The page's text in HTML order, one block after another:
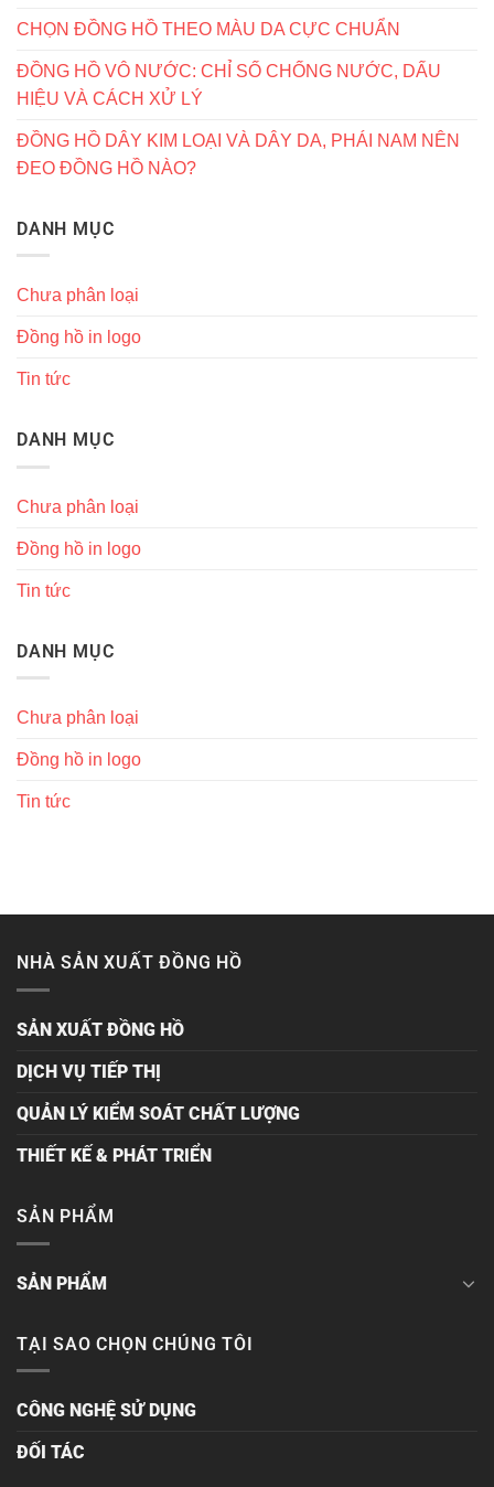
CHỌN ĐỒNG HỒ THEO MÀU DA CỰC CHUẨN
ĐỒNG HỒ VÔ NƯỚC: CHỈ SỐ CHỐNG NƯỚC, DẤU
HIỆU VÀ CÁCH XỬ LÝ
ĐỒNG HỒ DÂY KIM LOẠI VÀ DÂY DA, PHÁI NAM NÊN
ĐEO ĐỒNG HỒ NÀO?
DANH MỤC
Chưa phân loại
Đồng hồ in logo
Tin tức
DANH MỤC
Chưa phân loại
Đồng hồ in logo
Tin tức
DANH MỤC
Chưa phân loại
Đồng hồ in logo
Tin tức
NHÀ SẢN XUẤT ĐỒNG HỒ
SẢN XUẤT ĐỒNG HỒ
DỊCH VỤ TIẾP THỊ
QUẢN LÝ KIỂM SOÁT CHẤT LƯỢNG
THIẾT KẾ & PHÁT TRIỂN
SẢN PHẨM
SẢN PHẨM
TẠI SAO CHỌN CHÚNG TÔI
CÔNG NGHỆ SỬ DỤNG
ĐỐI TÁC